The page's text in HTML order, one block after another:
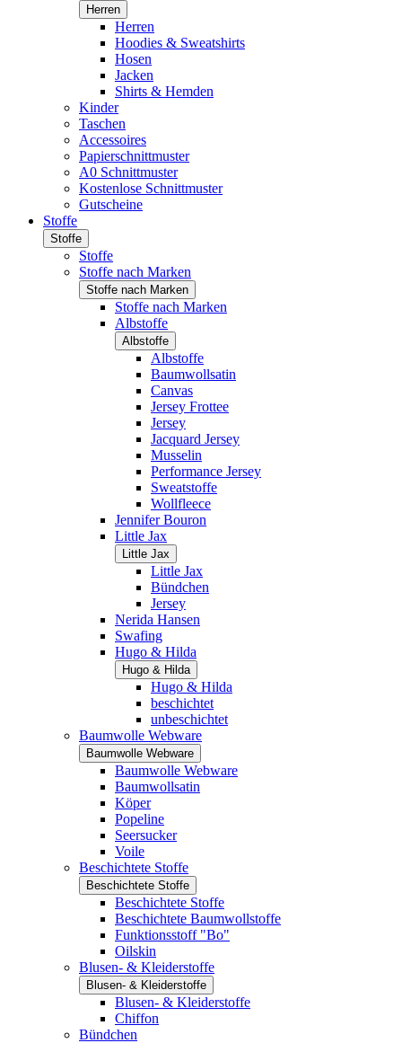
Herren
Herren
Hoodies & Sweatshirts
Hosen
Jacken
Shirts & Hemden
Kinder
Taschen
Accessoires
Papierschnittmuster
A0 Schnittmuster
Kostenlose Schnittmuster
Gutscheine
Stoffe
Stoffe
Stoffe
Stoffe nach Marken
Stoffe nach Marken
Stoffe nach Marken
Albstoffe
Albstoffe
Albstoffe
Baumwollsatin
Canvas
Jersey Frottee
Jersey
Jacquard Jersey
Musselin
Performance Jersey
Sweatstoffe
Wollfleece
Jennifer Bouron
Little Jax
Little Jax
Little Jax
Bündchen
Jersey
Nerida Hansen
Swafing
Hugo & Hilda
Hugo & Hilda
Hugo & Hilda
beschichtet
unbeschichtet
Baumwolle Webware
Baumwolle Webware
Baumwolle Webware
Baumwollsatin
Köper
Popeline
Seersucker
Voile
Beschichtete Stoffe
Beschichtete Stoffe
Beschichtete Stoffe
Beschichtete Baumwollstoffe
Funktionsstoff "Bo"
Oilskin
Blusen- & Kleiderstoffe
Blusen- & Kleiderstoffe
Blusen- & Kleiderstoffe
Chiffon
Bündchen